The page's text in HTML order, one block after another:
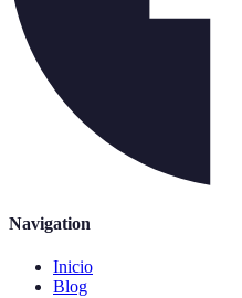
Navigation
Inicio
Blog